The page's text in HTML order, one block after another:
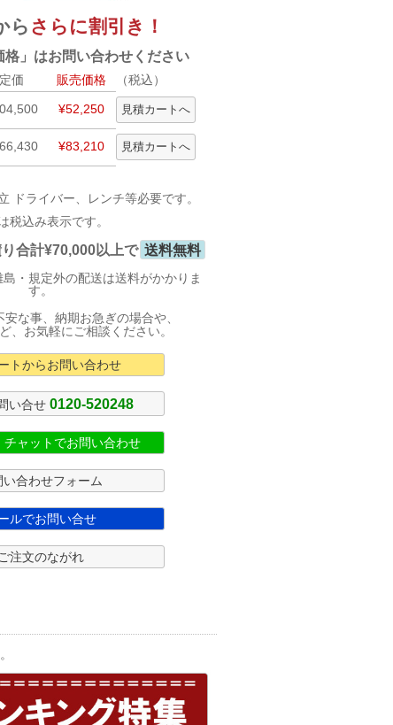
ら さらに割引き！
格」はお問い合わせください
定価 販売価格 （税込）
¥52,250
¥83,210
ドライバー、レンチ等必要です。
税込み表示です。
合計¥70,000以上で 送料無料
・規定外の配送は送料がかかりま
す。
な事、納期お急ぎの場合や、
、お気軽にご相談ください。
トからお問い合わせ
い合せ0120-520248
ャットでお問い合わせ
い合わせフォーム
ルでお問い合せ
ご注文のながれ